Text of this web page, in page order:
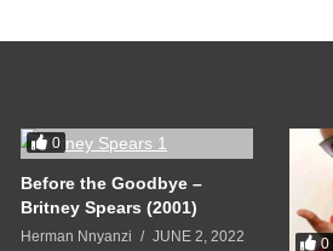
0
Before the Goodbye –
Britney Spears (2001)
Herman Nnyanzi JUNE 2, 2022 0